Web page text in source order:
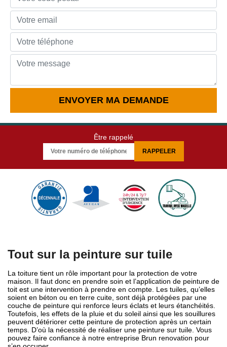
Être rappelé
Tout sur la peinture sur tuile
La toiture tient un rôle important pour la protection de votre
maison. Il faut donc en prendre soin et l’application de peinture de
toit est une intervention à prendre en compte. Les tuiles, qu’elles
soient en béton ou en terre cuite, sont déjà protégées par une
couche de peinture qui renforce leurs éclats et leurs étanchéités.
Toutefois, les effets de la pluie et du soleil ainsi que les souillures
peuvent détériorer cette peinture de protection après un certain
temps. D’où la nécessité de réaliser une peinture sur tuile. Vous
pouvez faire confiance à notre entreprise Brun renovation pour